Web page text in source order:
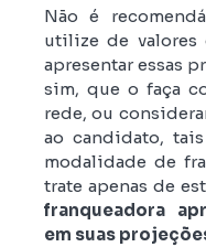
Não é
utilize de valores
apresentar essas
sim, que o faça
rede, ou
ao candidato,
modalidade de
trate apenas de
franqueadora
em suas